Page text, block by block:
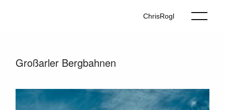
ChrisRogl
Großarler Bergbahnen